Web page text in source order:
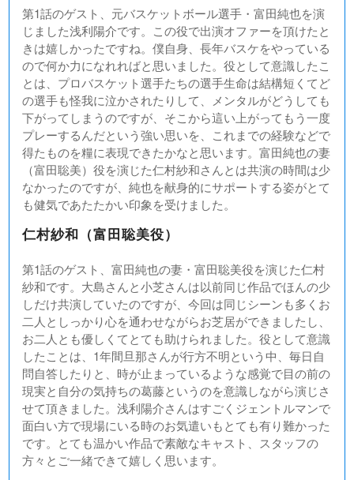
第1話のゲスト、元バスケットボール選手・富田純也を演
じました浅利陽介です。この役で出演オファーを頂けたと
きは嬉しかったですね。僕自身、長年バスケをやっている
ので何か力になれればと思いました。役として意識したこ
とは、プロバスケット選手たちの選手生命は結構短くてど
の選手も怪我に泣かされたりして、メンタルがどうしても
下がってしまうのですが、そこから這い上がってもう一度
プレーするんだという強い思いを、これまでの経験などで
得たものを糧に表現できたかなと思います。富田純也の妻
（富田聡美）役を演じた仁村紗和さんとは共演の時間は少
なかったのですが、純也を献身的にサポートする姿がとて
も健気であたたかい印象を受けました。
仁村紗和（富田聡美役）
第1話のゲスト、富田純也の妻・富田聡美役を演じた仁村
紗和です。大島さんと小芝さんは以前同じ作品でほんの少
しだけ共演していたのですが、今回は同じシーンも多くお
二人としっかり心を通わせながらお芝居ができましたし、
お二人とも優しくてとても助けられました。役として意識
したことは、1年間旦那さんが行方不明という中、毎日自
問自答したりと、時が止まっているような感覚で目の前の
現実と自分の気持ちの葛藤というのを意識しながら演じさ
せて頂きました。浅利陽介さんはすごくジェントルマンで
面白い方で現場にいる時のお気遣いもとても有り難かった
です。とても温かい作品で素敵なキャスト、スタッフの
方々とご一緒できて嬉しく思います。